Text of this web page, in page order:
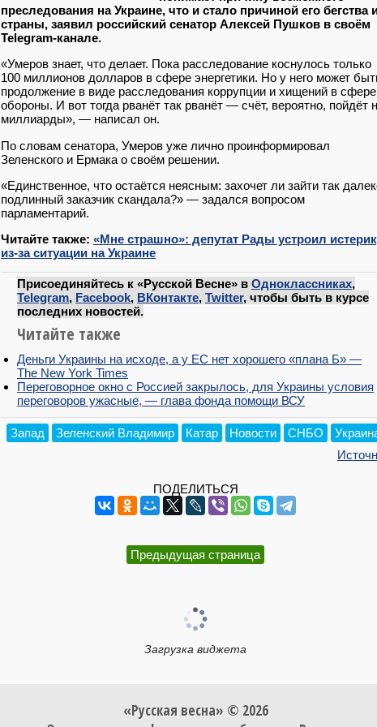
преследования на Украине, что и стало причиной его бегства
страны, заявил российский сенатор Алексей Пушков в своём
Telegram-канале.
«Умеров знает, что делает. Пока расследование коснулось только
100 миллионов долларов в сфере энергетики. Но у него может
продолжение в виде расследования коррупции и хищений в сфере
обороны. И вот тогда рванёт так рванёт — счёт, вероятно, пойдёт
миллиарды», — написал он.
По словам сенатора, Умеров уже лично проинформировал
Зеленского и Ермака о своём решении.
«Единственное, что остаётся неясным: захочет ли зайти так
подлинный заказчик скандала?» — задался вопросом
парламентарий.
Читайте также: «Мне страшно»: депутат Рады устроил
из-за ситуации на Украине
Присоединяйтесь к «Русской Весне» в Одноклассниках,
Telegram, Facebook, ВКонтакте, Twitter, чтобы быть в курсе
последних новостей.
Читайте также
Деньги Украины на исходе, а у ЕС нет хорошего «плана Б» —
The New York Times
Переговорное окно с Россией закрылось, для Украины условия
переговоров ужасные, — глава фонда помощи ВСУ
Запад Зеленский Владимир Катар Новости СНБО
ПОДЕЛИТЬСЯ
Предыдущая страница
Загрузка виджета
«Русская весна» © 2026